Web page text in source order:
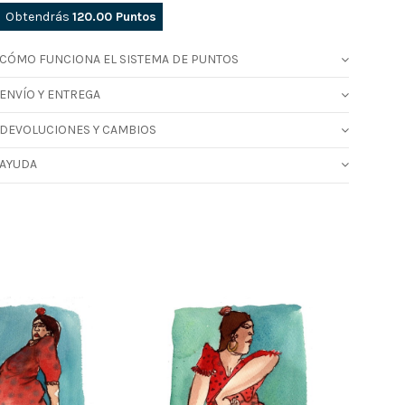
Obtendrás120.00 Puntos
CÓMO FUNCIONA EL SISTEMA DE PUNTOS
ENVÍO Y ENTREGA
DEVOLUCIONES Y CAMBIOS
AYUDA